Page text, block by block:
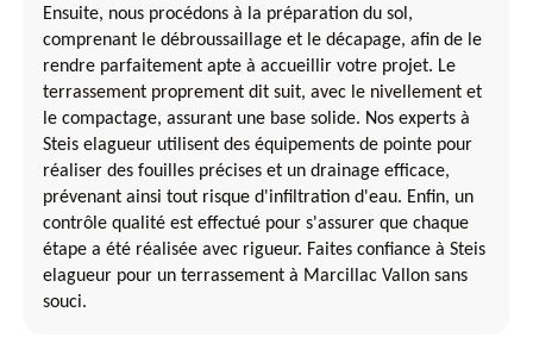
Ensuite, nous procédons à la préparation du sol,
comprenant le débroussaillage et le décapage, afin de le
rendre parfaitement apte à accueillir votre projet. Le
terrassement proprement dit suit, avec le nivellement et
le compactage, assurant une base solide. Nos experts à
Steis elagueur utilisent des équipements de pointe pour
réaliser des fouilles précises et un drainage efficace,
prévenant ainsi tout risque d'infiltration d'eau. Enfin, un
contrôle qualité est effectué pour s'assurer que chaque
étape a été réalisée avec rigueur. Faites confiance à Steis
elagueur pour un terrassement à Marcillac Vallon sans
souci.